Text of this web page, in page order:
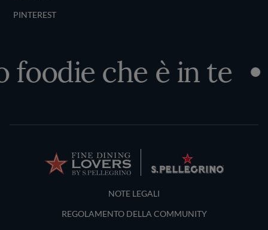
PINTEREST
che è in te
Terms and Conditions
NOTE LEGALI
REGOLAMENTO DELLA COMMUNITY